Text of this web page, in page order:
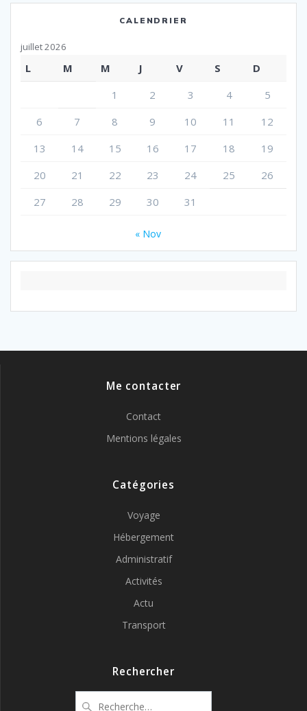
CALENDRIER
juillet 2026
L M M J V S
D
1
2 3 4
5
6
7 8 9 10 11
12
13
14 15 16 17 18
19
20
21 22 23 24 25
26
27
28 29 30 31
« Nov
Me contacter
Contact
Mentions légales
Catégories
Voyage
Hébergement
Administratif
Activités
Actu
Transport
Rechercher